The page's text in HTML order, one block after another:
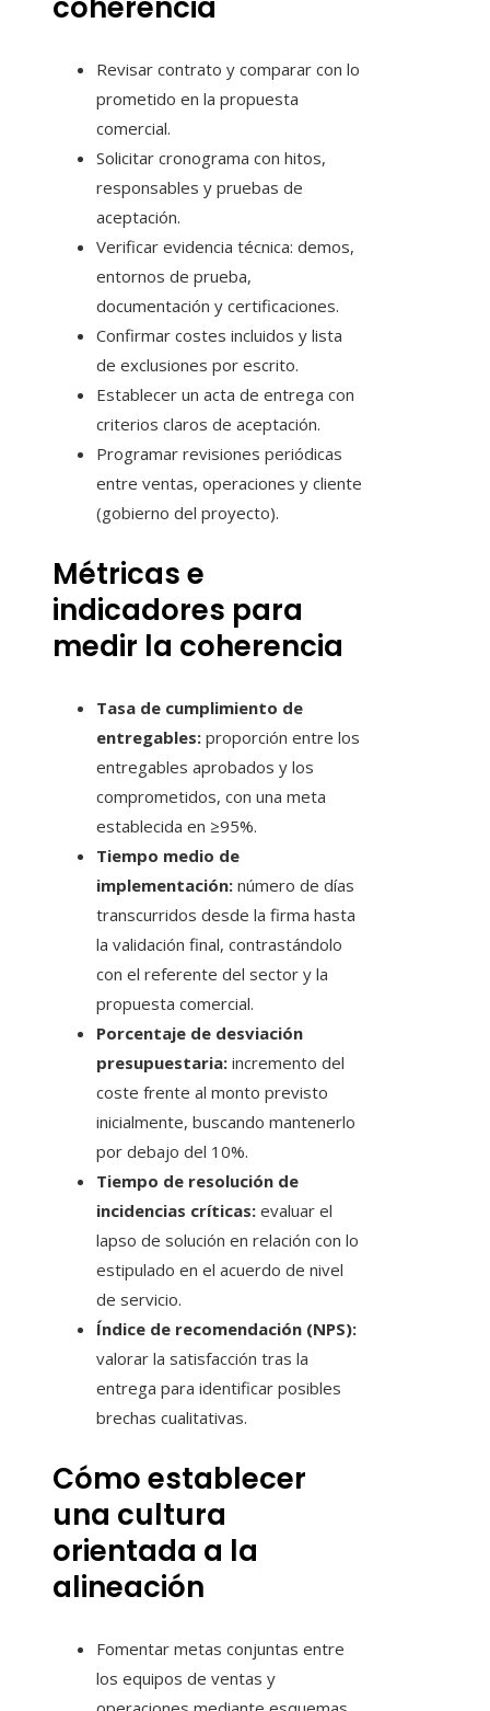
coherencia
Revisar contrato y comparar con lo
prometido en la propuesta
comercial.
Solicitar cronograma con hitos,
responsables y pruebas de
aceptación.
Verificar evidencia técnica: demos,
entornos de prueba,
documentación y certificaciones.
Confirmar costes incluidos y lista
de exclusiones por escrito.
Establecer un acta de entrega con
criterios claros de aceptación.
Programar revisiones periódicas
entre ventas, operaciones y cliente
(gobierno del proyecto).
Métricas e
indicadores para
medir la coherencia
Tasa de cumplimiento de
entregables: proporción entre los
entregables aprobados y los
comprometidos, con una meta
establecida en ≥95%.
Tiempo medio de
implementación: número de días
transcurridos desde la firma hasta
la validación final, contrastándolo
con el referente del sector y la
propuesta comercial.
Porcentaje de desviación
presupuestaria: incremento del
coste frente al monto previsto
inicialmente, buscando mantenerlo
por debajo del 10%.
Tiempo de resolución de
incidencias críticas: evaluar el
lapso de solución en relación con lo
estipulado en el acuerdo de nivel
de servicio.
Índice de recomendación (NPS):
valorar la satisfacción tras la
entrega para identificar posibles
brechas cualitativas.
Cómo establecer
una cultura
orientada a la
alineación
Fomentar metas conjuntas entre
los equipos de ventas y